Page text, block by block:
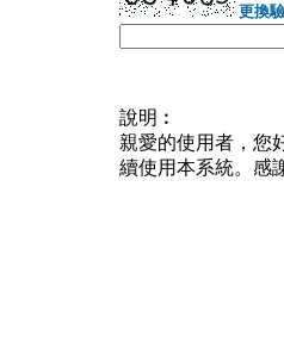
更換
說明︰
親愛的使用者，您
續使用本系統。感